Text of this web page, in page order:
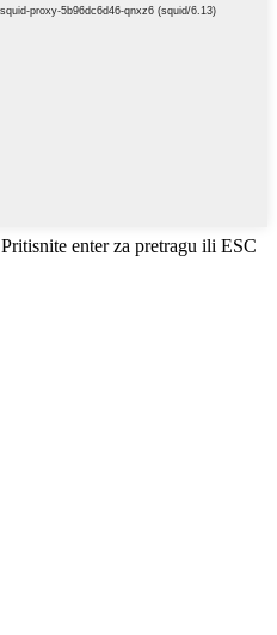
Pritisnite enter za pretragu ili ESC